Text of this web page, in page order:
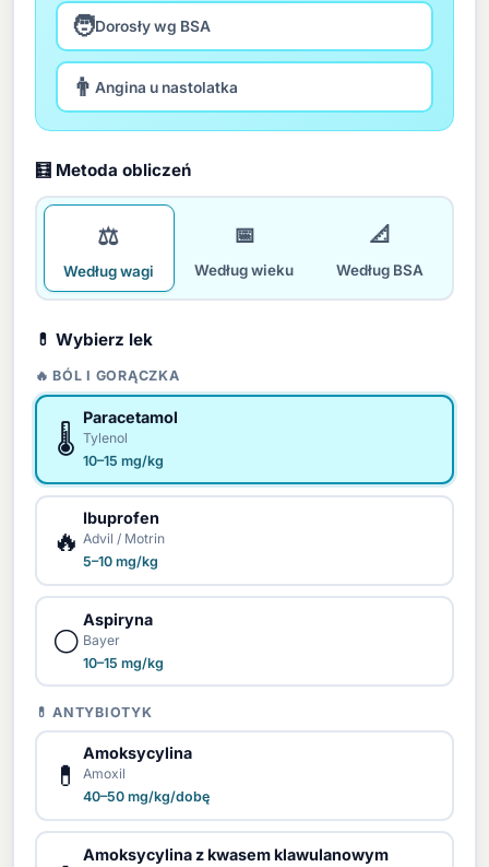
🧑Dorosły wg BSA
👨 Angina u nastolatka
🧮 Metoda obliczeń
⚖️
Według wagi
📅
Według wieku
📐
Według BSA
💊 Wybierz lek
🔥 BÓL I GORĄCZKA
🌡️
Paracetamol
Tylenol
10–15 mg/kg
🔥
Ibuprofen
Advil / Motrin
5–10 mg/kg
⚪
Aspiryna
Bayer
10–15 mg/kg
💊 ANTYBIOTYK
💊
Amoksycylina
Amoxil
40–50 mg/kg/dobę
Amoksycylina z kwasem klawulanowym